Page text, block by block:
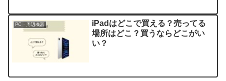
PC・周辺機器
iPadはどこで買える？売ってる
場所はどこ？買うならどこがい
い？